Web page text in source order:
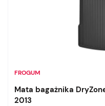
FROGUM
Mata bagażnika
2013